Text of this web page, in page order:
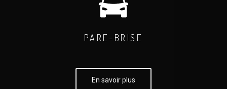
PARE-BRISE
En savoir plus